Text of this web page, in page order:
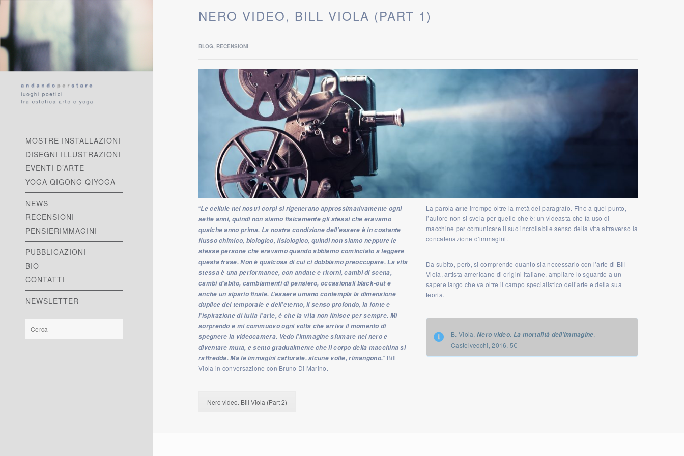
MOSTRE INSTALLAZIONI
DISEGNI ILLUSTRAZIONI
EVENTI D’ARTE
YOGA QIGONG QIYOGA
NEWS
RECENSIONI
PENSIERIMMAGINI
PUBBLICAZIONI
BIO
CONTATTI
NEWSLETTER
NERO VIDEO, BILL VIOLA (PART 1)
BLOG, RECENSIONI
NERO VIDEO
NERO VIDEO. LA MORTALITÀ DELL’IMMAGINE
, QUATTRO BREVI RIFLESSIONI DI BILL VIOLA SUL
TEMA DEL SELEZIONARE, REGISTRARE, ELABORARE IMMAGINI. LE RACCONTO UN PEZZO PER
VOLTA, INVITANDO A UN DIALOGO CON LA PRATICA DELLO YOGA.
“Le cellule nei nostri corpi si rigenerano approssimativamente ogni
sette anni, quindi non siamo fisicamente gli stessi che eravamo
qualche anno prima. La nostra condizione dell’essere è in costante
flusso chimico, biologico, fisiologico, quindi non siamo neppure le
stesse persone che eravamo quando abbiamo cominciato a leggere
questa frase. Non è qualcosa di cui ci dobbiamo preoccupare. La vita
stessa è una performance, con andate e ritorni, cambi di scena,
cambi d’abito, cambiamenti di pensiero, occasionali black-out e
anche un sipario finale. L’essere umano contempla la dimensione
duplice del temporale e dell’eterno, il senso profondo, la fonte e
l’ispirazione di tutta l’arte, è che la vita non finisce per sempre. Mi
sorprendo e mi commuovo ogni volta che arriva il momento di
spegnere la videocamera. Vedo l’immagine sfumare nel nero e
diventare muta, e sento gradualmente che il corpo della macchina si
raffredda. Ma le immagini catturate, alcune volte, rimangono.” Bill
Viola in conversazione con Bruno Di Marino.
La parola arte irrompe oltre la metà del paragrafo. Fino a quel punto,
l’autore non si svela per quello che è: un videasta che fa uso di
macchine per comunicare il suo incrollabile senso della vita attraverso la
concatenazione d’immagini.
Da subito, però, si comprende quanto sia necessario con l’arte di Bill
Viola, artista americano di origini italiane, ampliare lo sguardo a un
sapere largo che va oltre il campo specialistico dell’arte e della sua
teoria.
B. Viola, Nero video. La mortalità dell’immagine,
Castelvecchi, 2016, 5€
Nero video. Bill Viola (Part 2)